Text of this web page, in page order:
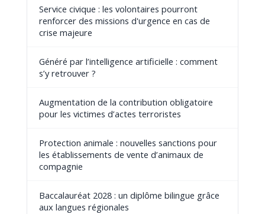
Service civique : les volontaires pourront
renforcer des missions d'urgence en cas de
crise majeure
Généré par l’intelligence artificielle : comment
s’y retrouver ?
Augmentation de la contribution obligatoire
pour les victimes d’actes terroristes
Protection animale : nouvelles sanctions pour
les établissements de vente d’animaux de
compagnie
Baccalauréat 2028 : un diplôme bilingue grâce
aux langues régionales